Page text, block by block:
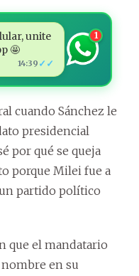
unite
🤩
14:39 ✓✓
1
cuando Sánchez le
presidencial
por qué se queja
porque Milei fue a
partido político
que el mandatario
en su